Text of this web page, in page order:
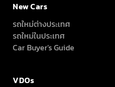
New Cars
รถใหม่ต่างประเทศ
รถใหม่ในประเทศ
Car Buyer's Guide
VDOs